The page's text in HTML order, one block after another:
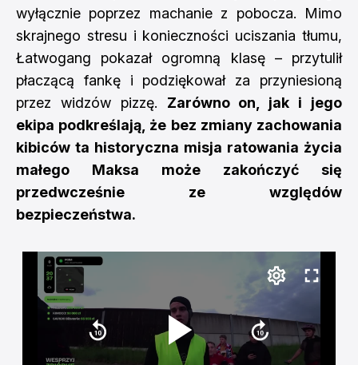
wyłącznie poprzez machanie z pobocza. Mimo
skrajnego stresu i konieczności uciszania tłumu,
Łatwogang pokazał ogromną klasę – przytulił
płaczącą fankę i podziękował za przyniesioną
przez widzów pizzę. Zarówno on, jak i jego
ekipa podkreślają, że bez zmiany zachowania
kibiców ta historyczna misja ratowania życia
małego Maksa może zakończyć się
przedwcześnie ze względów
bezpieczeństwa.